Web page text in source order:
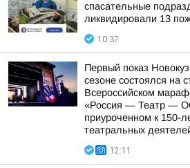
спасательные
ликвидировали 13
10:37
Первый показ
сезоне состоялся на
Всероссийском
«Россия — Театр —
приуроченном к 150-
театральных
12:11